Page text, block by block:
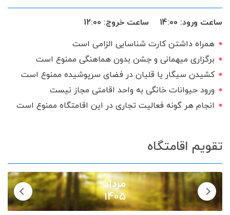
ساعت ورود: 14:00 ساعت خروج: 12:00
همراه داشتن کارت شناسایی الزامی است
برگزاری میهمانی و جشن بدون هماهنگی ممنوع است
کشیدن سیگار یا قلیان در فضای سرپوشیده ممنوع است
ورود حیوانات خانگی به واحد اقامتی مجاز نیست
انجام هر گونه فعالیت تجاری در این اقامتگاه ممنوع است
تقویم اقامتگاه
مرداد
1405